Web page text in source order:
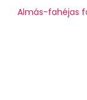
Almás-fahéjas